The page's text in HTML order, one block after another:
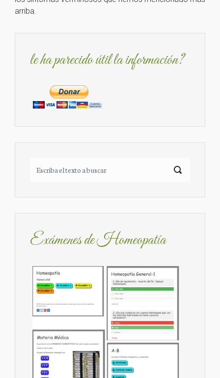
arriba.
le ha parecido útil la información?
Exámenes de Homeopatía